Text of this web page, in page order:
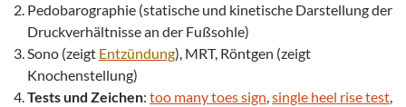
Pedobarographie (statische und kinetische Darstellung der
Druckverhältnisse an der Fußsohle)
Sono (zeigt Entzündung), MRT, Röntgen (zeigt
Knochenstellung)
Tests und Zeichen: too many toes sign,single heel rise test,